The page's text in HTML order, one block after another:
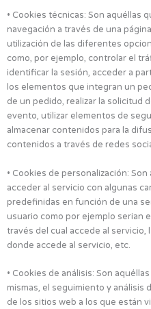
• Cookies técnicas: Son aquéllas
navegación a través de una
utilización de las diferentes
como, por ejemplo, controlar el
identificar la sesión, acceder a
los elementos que integran un
de un pedido, realizar la solicitud
evento, utilizar elementos de
almacenar contenidos para la
contenidos a través de redes
• Cookies de personalización:
acceder al servicio con algunas
predefinidas en función de una
usuario como por ejemplo serian
través del cual accede al
donde accede al servicio, etc.
• Cookies de análisis: Son
mismas, el seguimiento y análisis
de los sitios web a los que están